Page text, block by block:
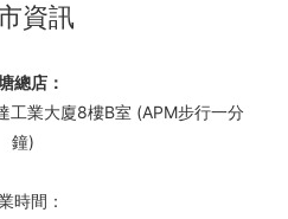
資訊
總店：
工業大廈8樓B室 (APM步行一分
鐘)
時間：